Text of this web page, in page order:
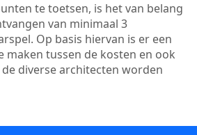
te toetsen, is het van belang
van minimaal 3
Op basis hiervan is er een
maken tussen de kosten en ook
diverse architecten worden